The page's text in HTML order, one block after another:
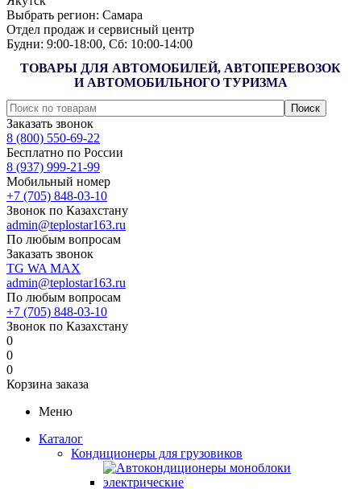
Выбрать регион: Самара
Отдел продаж и сервисный центр
Будни: 9:00‑18:00, Сб: 10:00‑14:00
ТОВАРЫ ДЛЯ АВТОМОБИЛЕЙ, АВТОПЕРЕВОЗОК
И АВТОМОБИЛЬНОГО ТУРИЗМА
Заказать звонок
8 (800) 550-69-22
Бесплатно по России
8 (937) 999-21-99
Мобильный номер
+7 (705) 848-03-10
Звонок по Казахстану
admin@teplostar163.ru
По любым вопросам
Заказать звонок
TG WA MAX
admin@teplostar163.ru
По любым вопросам
+7 (705) 848-03-10
Звонок по Казахстану
0
0
0
Корзина заказа
Меню
Каталог
Кондиционеры для грузовиков